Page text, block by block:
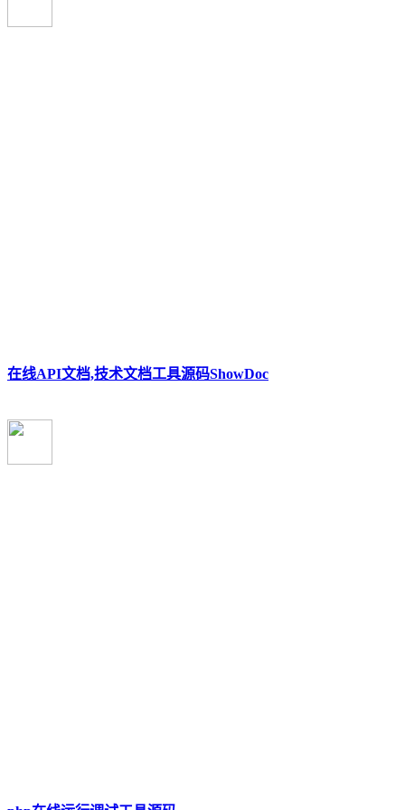
在线API文档,技术文档工具源码ShowDoc